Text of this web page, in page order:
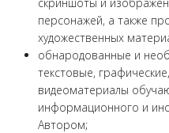
персонажей, а также
художественных
обнародованные и
текстовые,
видеоматериалы
информационного и
Автором;